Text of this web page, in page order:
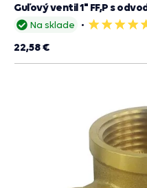
Na sklade
5
Guľový ventil 1" FF,P s
22,58 €